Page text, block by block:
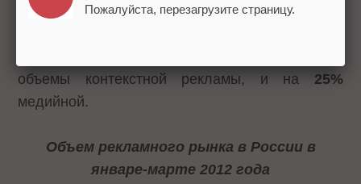
объемы контекстной рекламы, и на 25%
медийной.
Объем рекламного рынка в России в
январе-марте 2012 года
Пожалуйста, перезагрузите страницу.